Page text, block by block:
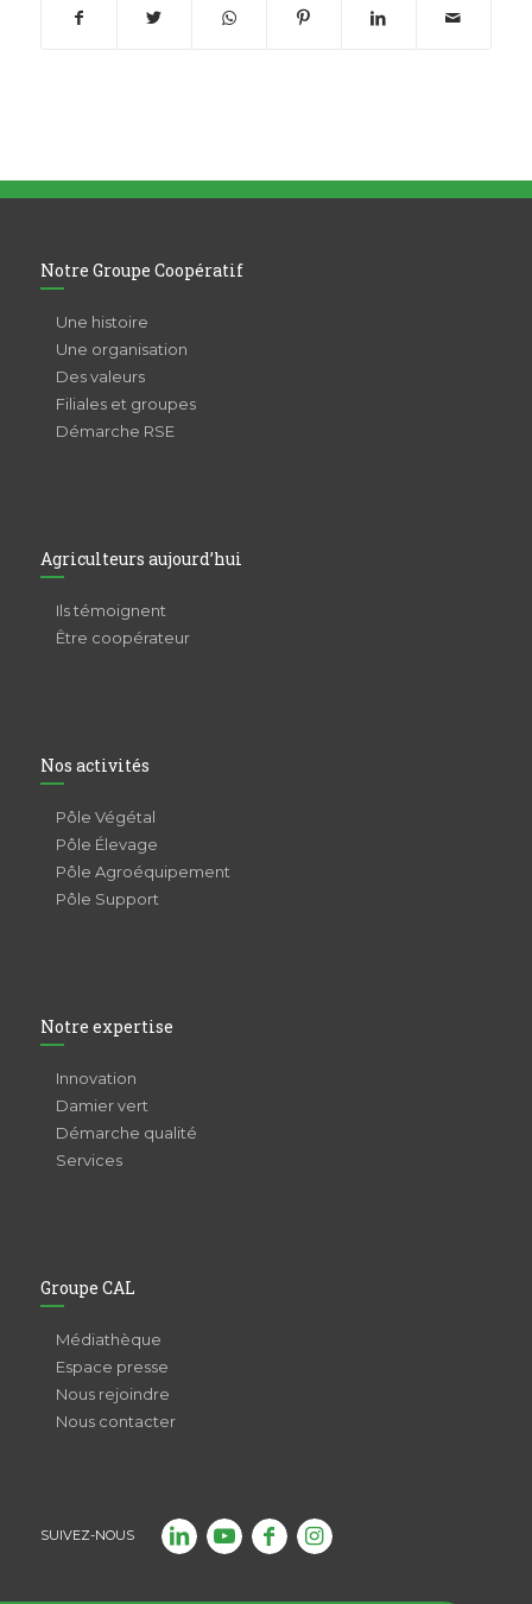
Notre Groupe Coopératif
Une histoire
Une organisation
Des valeurs
Filiales et groupes
Démarche RSE
Agriculteurs aujourd’hui
Ils témoignent
Être coopérateur
Nos activités
Pôle Végétal
Pôle Élevage
Pôle Agroéquipement
Pôle Support
Notre expertise
Innovation
Damier vert
Démarche qualité
Services
Groupe CAL
Médiathèque
Espace presse
Nous rejoindre
Nous contacter
SUIVEZ-NOUS